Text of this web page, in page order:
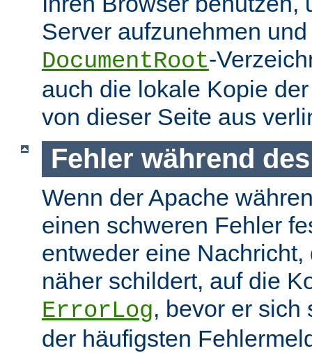
Server aufzunehmen
DocumentRoot-
auch die lokale Kopie
von dieser Seite aus
Fehler während
Wenn der Apache
einen schweren Fehler
entweder eine
näher schildert, auf die
ErrorLog, bevor er sich
der häufigsten